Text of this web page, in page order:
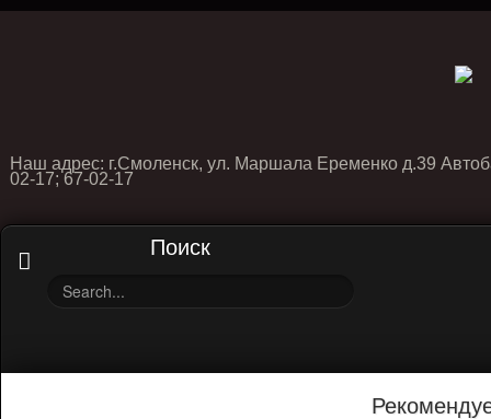
Наш адрес: г.Смоленск, ул. Маршала Еременко д.39
02-17; 67-02-17
Поиск